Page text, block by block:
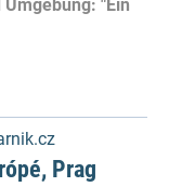
"Ein
Prag